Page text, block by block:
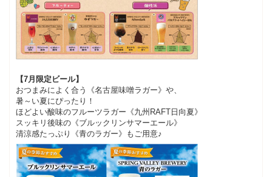
【7月限定ビール】
おつまみによく合う《名古屋味噌ラガー》や、
暑～い夏にぴったり！
ほどよい酸味のフルーツラガー《九州RAFT日向夏》
スッキリ後味の《ブルックリンサマーエール》
清涼感たっぷり《青のラガー》もご用意♪